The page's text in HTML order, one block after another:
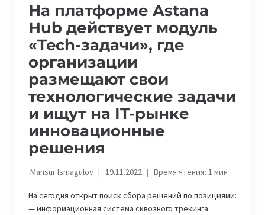
На платформе Astana
Hub действует модуль
«Tech-задачи», где
организации
размещают свои
технологические задачи
и ищут на IT-рынке
инновационные
решения
Mansur Ismagulov 19.11.2022 Время чтения: 1мин
На сегодня открыт поиск сбора решений по позициями:
— информационная система сквозного трекинга